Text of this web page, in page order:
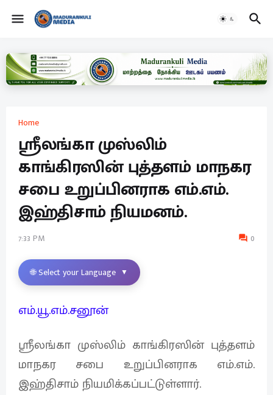
Home
ஶ்ரீலங்கா முஸ்லிம்
காங்கிரஸின் புத்தளம் மாநகர
சபை உறுப்பினராக எம்.எம்.
இஹ்திசாம் நியமனம்.
7:33 PM 0
🌐 Select your Language ▼
எம்.யூ.எம்.சனூன்
ஶ்ரீலங்கா முஸ்லிம் காங்கிரஸின் புத்தளம்
மாநகர சபை உறுப்பினராக எம்.எம்.
இஹ்திசாம் நியமிக்கப்பட்டுள்ளார்.